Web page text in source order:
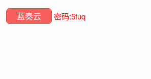
蓝奏云 密码:5tuq